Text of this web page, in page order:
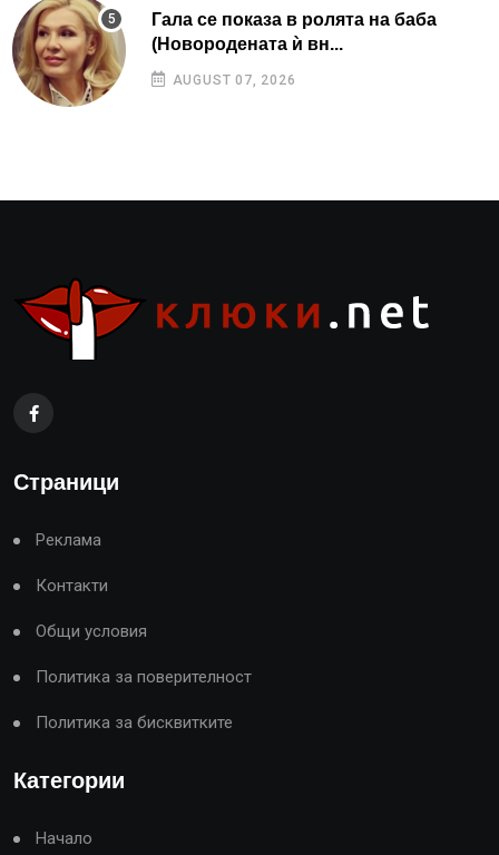
Гала се показа в ролята на баба
(Новородената ѝ вн...
AUGUST 07, 2026
Страници
Реклама
Контакти
Общи условия
Политика за поверителност
Политика за бисквитките
Категории
Начало